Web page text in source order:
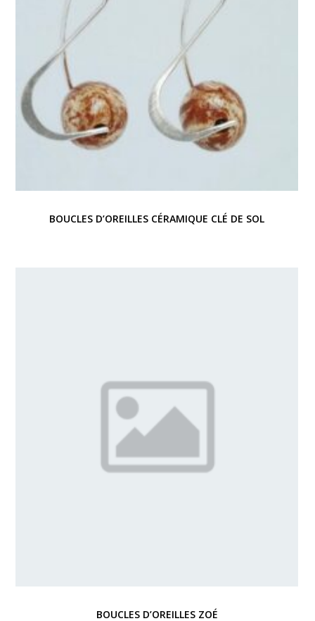
BOUCLES D’OREILLES CÉRAMIQUE CLÉ DE SOL
BOUCLES D’OREILLES ZOÉ